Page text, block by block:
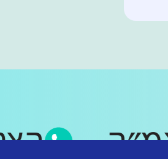
ראמ״ה